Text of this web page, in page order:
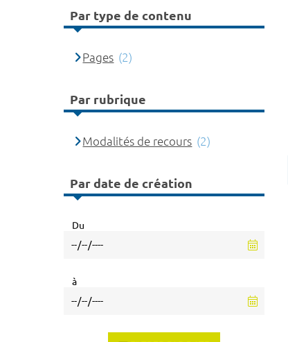
Par type de contenu
Pages (2)
Par rubrique
Modalités de recours (2)
Par date de création
Du
à